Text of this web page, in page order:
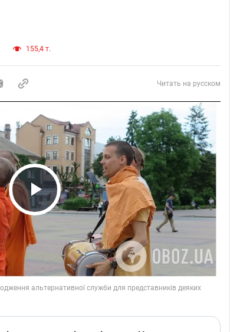
155,4 т.
Читать на русском
Play Video